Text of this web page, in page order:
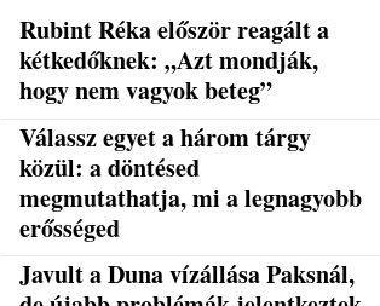
Rubint Réka először reagált a
kétkedőknek: „Azt mondják,
hogy nem vagyok beteg”
Válassz egyet a három tárgy
közül: a döntésed
megmutathatja, mi a legnagyobb
erősséged
Javult a Duna vízállása Paksnál,